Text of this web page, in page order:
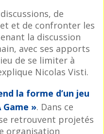
de
et de confronter les
la discussion
avec ses apports
de se limiter à
Nicolas Visti.
la forme d’un jeu
». Dans ce
retrouvent projetés
organisation